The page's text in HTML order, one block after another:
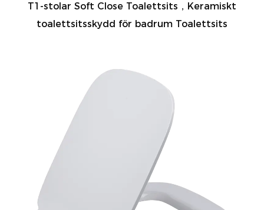
T1-stolar Soft Close Toalettsits，Keramiskt
toalettsitsskydd för badrum Toalettsits